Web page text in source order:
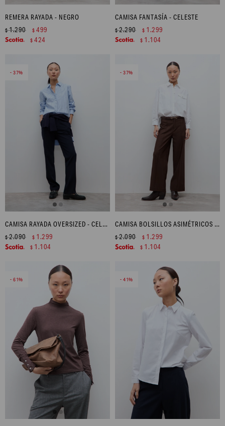
REMERA RAYADA - NEGRO
$1.290 $ 499
$ 424
CAMISA FANTASÍA - CELESTE
$2.290 $ 1.299
$ 1.104
37
CAMISA RAYADA OVERSIZED - CELESTE
$2.090 $ 1.299
$ 1.104
37
CAMISA BOLSILLOS ASIMÉTRICOS - BLANCO
$2.090 $ 1.299
$ 1.104
61 41